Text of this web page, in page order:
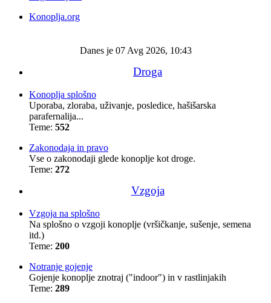
Konoplja.org
Danes je 07 Avg 2026, 10:43
Droga
Konoplja splošno
Uporaba, zloraba, uživanje, posledice, hašišarska
parafernalija...
Teme: 552
Zakonodaja in pravo
Vse o zakonodaji glede konoplje kot droge.
Teme: 272
Vzgoja
Vzgoja na splošno
Na splošno o vzgoji konoplje (vršičkanje, sušenje, semena
itd.)
Teme: 200
Notranje gojenje
Gojenje konoplje znotraj ("indoor") in v rastlinjakih
Teme: 289